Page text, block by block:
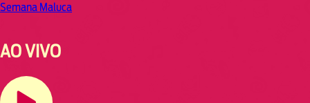
Semana Maluca
AO VIVO